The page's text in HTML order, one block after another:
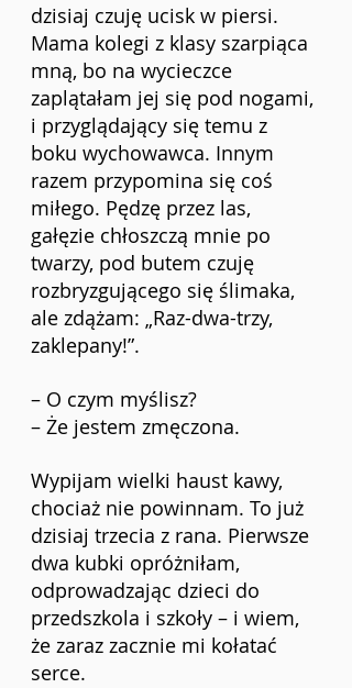
dzisiaj czuję ucisk w piersi.
Mama kolegi z klasy szarpiąca
mną, bo na wycieczce
zaplątałam jej się pod nogami,
i przyglądający się temu z
boku wychowawca. Innym
razem przypomina się coś
miłego. Pędzę przez las,
gałęzie chłoszczą mnie po
twarzy, pod butem czuję
rozbryzgującego się ślimaka,
ale zdążam: „Raz-dwa-trzy,
zaklepany!”.
– O czym myślisz?
– Że jestem zmęczona.
Wypijam wielki haust kawy,
chociaż nie powinnam. To już
dzisiaj trzecia z rana. Pierwsze
dwa kubki opróżniłam,
odprowadzając dzieci do
przedszkola i szkoły – i wiem,
że zaraz zacznie mi kołatać
serce.